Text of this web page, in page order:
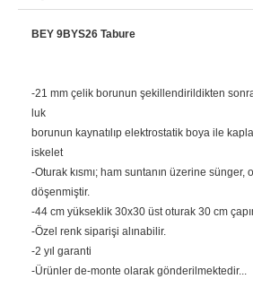
BEY 9BYS26 Tabure
-21 mm çelik borunun şekillendirildikten
luk
borunun kaynatılıp elektrostatik boya ile
iskelet
-Oturak kısmı; ham suntanın üzerine
döşenmiştir.
-44 cm yükseklik 30x30 üst oturak 30 cm
-Özel renk siparişi alınabilir.
-2 yıl garanti
-Ürünler de-monte olarak gönderilmektedir...